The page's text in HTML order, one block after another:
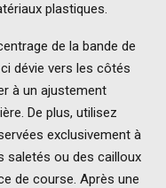
plastiques.
de la bande de
dévie vers les côtés
à un ajustement
De plus, utilisez
exclusivement à
saletés ou des cailloux
de course. Après une